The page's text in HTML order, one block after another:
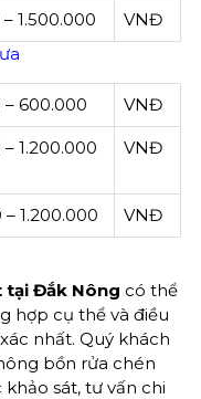
1.500.000
VNĐ
600.000 VNĐ
1.200.000 VNĐ
1.200.000
VNĐ
tại Đắk Nông có thể
hợp cụ thể và điều
nhất. Quý khách
bồn rửa chén
sát, tư vấn chi